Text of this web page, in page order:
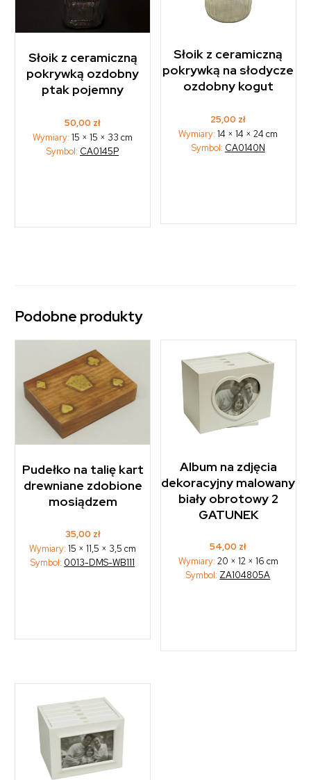
Słoik z ceramiczną
pokrywką ozdobny
ptak pojemny
50,00 zł
Wymiary:15 × 15 × 33 cm
Symbol: CA0145P
Słoik z ceramiczną
pokrywką na słodycze
ozdobny kogut
25,00 zł
Wymiary:14 × 14 × 24 cm
Symbol: CA0140N
Podobne produkty
Pudełko na talię kart
drewniane zdobione
mosiądzem
35,00 zł
Wymiary:15 × 11,5 × 3,5 cm
Symbol: 0013-DMS-WB111
Album na zdjęcia
dekoracyjny malowany
biały obrotowy 2
GATUNEK
54,00 zł
Wymiary: 20 × 12 × 16 cm
Symbol: ZA104805A